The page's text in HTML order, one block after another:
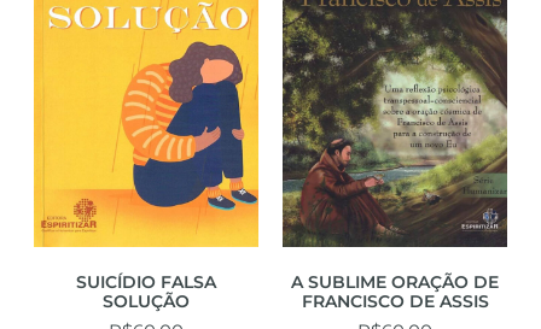
SUICÍDIO FALSA
SOLUÇÃO
A SUBLIME ORAÇÃO DE
FRANCISCO DE ASSIS